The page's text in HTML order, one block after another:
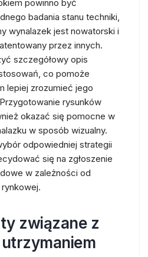
powinno być
badania stanu techniki,
wynalazek jest nowatorski i
przez innych.
szczegółowy opis
co pomoże
lepiej zrozumieć jego
rysunków
okazać się pomocne w
w sposób wizualny.
odpowiedniej strategii
się na zgłoszenie
w zależności od
rynkowej.
związane z